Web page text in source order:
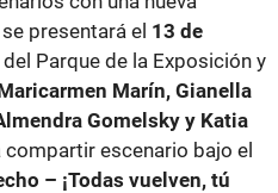
presentará el 13 de
Parque de la Exposición y
Marín, Gianella
Gomelsky y Katia
compartir escenario bajo el
– ¡Todas vuelven, tú